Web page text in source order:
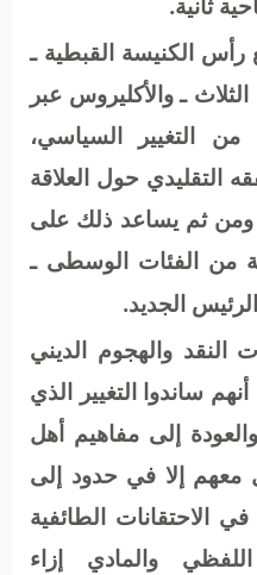
رأس الكنيسة القبطية ـ
ـ والأكليروس عبر
من التغيير السياسي،
التقليدي حول العلاقة
ومن ثم يساعد ذلك على
من الفئات الوسطى ـ
الجديد.
النقد والهجوم الديني
ساندوا التغيير الذي
30 يونيو 2013، والعودة إلى مفاهيم أهل
معهم إلا في حدود إلى
الاحتقانات الطائفية
والمادي إزاء